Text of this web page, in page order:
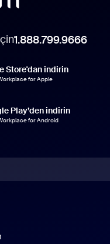
1.888.799.9666
Store'dan indirin
for Apple
Play’den indirin
for Android